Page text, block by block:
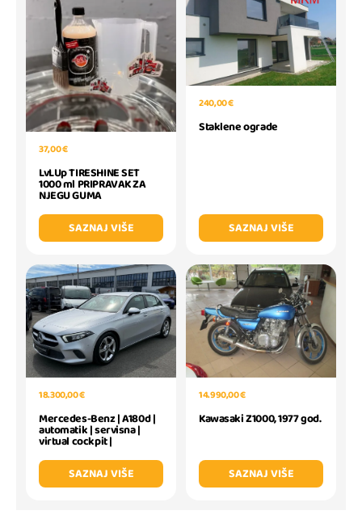
37,00 €
LvLUp TIRESHINE SET
1000 ml PRIPRAVAK ZA
NJEGU GUMA
SAZNAJ VIŠE
240,00 €
Staklene ograde
SAZNAJ VIŠE
18.300,00 €
Mercedes-Benz | A180d |
automatik | servisna |
virtual cockpit |
SAZNAJ VIŠE
14.990,00 €
Kawasaki Z1000, 1977 god.
SAZNAJ VIŠE